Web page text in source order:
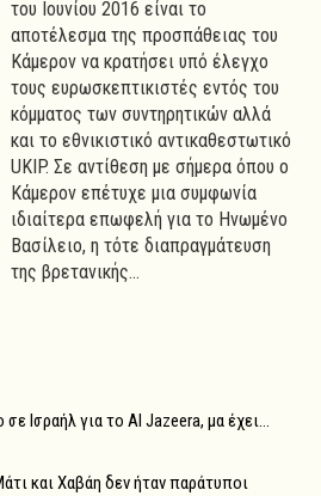
του Ιουνίου 2016 είναι το
αποτέλεσμα της προσπάθειας του
Κάμερον να κρατήσει υπό έλεγχο
τους ευρωσκεπτικιστές εντός του
κόμματος των συντηρητικών αλλά
και το εθνικιστικό αντικαθεστωτικό
UKIP. Σε αντίθεση με σήμερα όπου ο
Κάμερον επέτυχε μια συμφωνία
ιδιαίτερα επωφελή για το Ηνωμένο
Βασίλειο, η τότε διαπραγμάτευση
της βρετανικής...
Ισραήλ για το Al Jazeera, μα έχει…
και Χαβάη δεν ήταν παράτυποι